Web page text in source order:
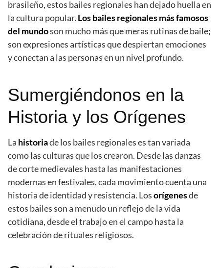
brasileño, estos bailes regionales han dejado huella en
la cultura popular. Los bailes regionales más famosos
del mundoson mucho más que meras rutinas de baile;
son expresiones artísticas que despiertan emociones
y conectan a las personas en un nivel profundo.
Sumergiéndonos en la
Historia y los Orígenes
La historiade los bailes regionales es tan variada
como las culturas que los crearon. Desde las danzas
de corte medievales hasta las manifestaciones
modernas en festivales, cada movimiento cuenta una
historia de identidad y resistencia. Losorígenesde
estos bailes son a menudo un reflejo de la vida
cotidiana, desde el trabajo en el campo hasta la
celebración de rituales religiosos.